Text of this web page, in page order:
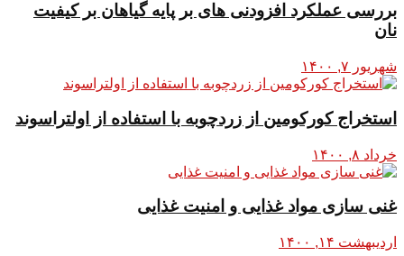
بررسی عملکرد افزودنی های بر پایه گیاهان بر کیفیت
نان
شهریور ۷, ۱۴۰۰
استخراج کورکومین از زردچوبه با استفاده از اولتراسوند
خرداد ۸, ۱۴۰۰
غنی سازی مواد غذایی و امنیت غذایی
اردیبهشت ۱۴, ۱۴۰۰